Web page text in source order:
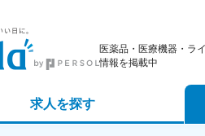
医薬品・医療機器・ラ
情報を掲載中
求人を探す